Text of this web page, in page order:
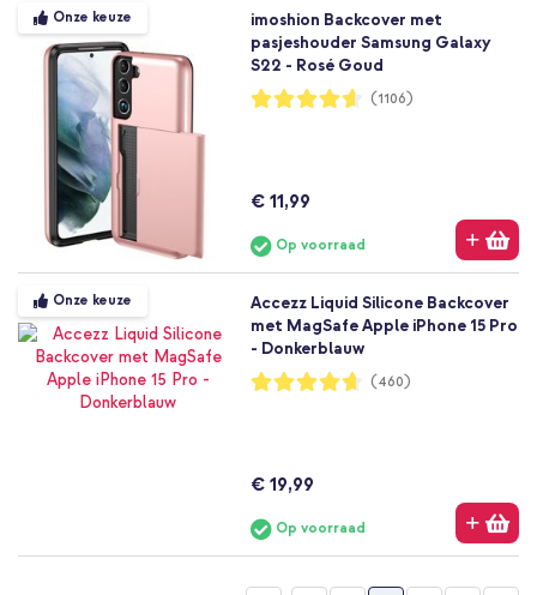
Onze keuze
imoshion Backcover met
pasjeshouder Samsung Galaxy
S22 - Rosé Goud
Waardering:
92%
(1106)
€ 11,99
Op voorraad
Onze keuze
Accezz Liquid Silicone Backcover
met MagSafe Apple iPhone 15 Pro
- Donkerblauw
Waardering:
93%
(460)
€ 19,99
Op voorraad